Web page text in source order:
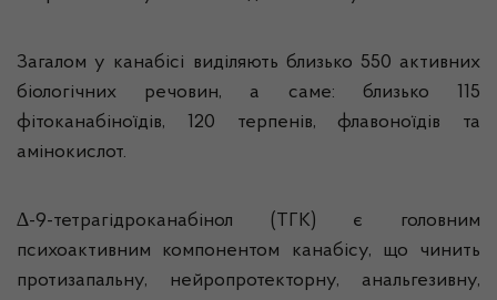
Загалом у канабісі виділяють близько 550 активних
біо­логічних речовин, а саме: близько 115
фітоканабіноїдів, 120 терпенів, флавоної­дів та
амінокислот.
∆-9-тетрагідроканабінол (ТГК) є головним
психоактивним компонентом канабісу, що чинить
протизапальну, нейропротекторну, анальгезивну,